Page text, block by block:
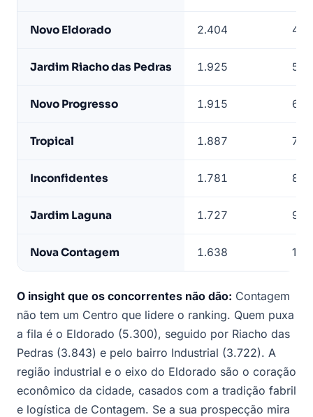
Novo Eldorado 2.404 4º
Jardim Riacho das Pedras 1.925 5º
Novo Progresso 1.915 6º
Tropical 1.887 7º
Inconfidentes 1.781 8º
Jardim Laguna 1.727 9º
Nova Contagem 1.638 10º
O insight que os concorrentes não dão: Contagem
não tem um Centro que lidere o ranking. Quem puxa
a fila é o Eldorado (5.300), seguido por Riacho das
Pedras (3.843) e pelo bairro Industrial (3.722). A
região industrial e o eixo do Eldorado são o coração
econômico da cidade, casados com a tradição fabril
e logística de Contagem. Se a sua prospecção mira